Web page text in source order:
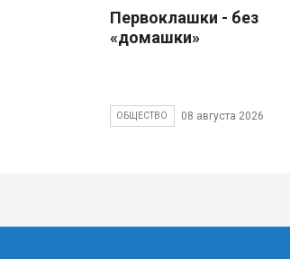
Первоклашки - без
«домашки»
ОБЩЕСТВО 08 августа 2026